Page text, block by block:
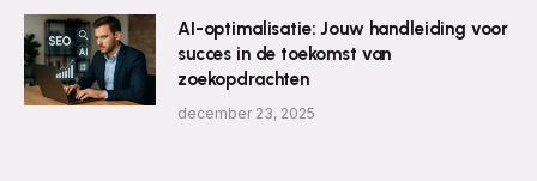
AI-optimalisatie: Jouw handleiding voor
succes in de toekomst van
zoekopdrachten
december 23, 2025